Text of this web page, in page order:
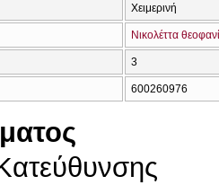
Χειμερινή
Νικολέττα
3
600260976